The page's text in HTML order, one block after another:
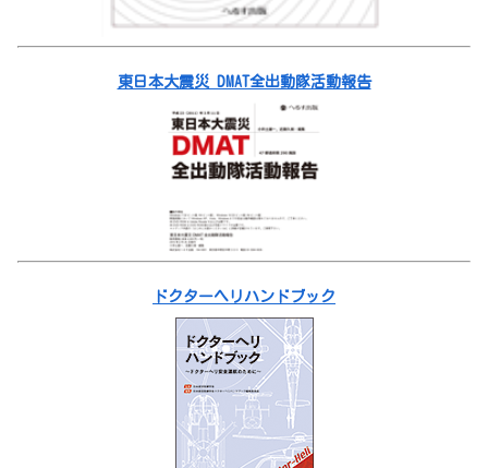
東日本大震災 DMAT全出動隊活動報告
ドクターヘリハンドブック